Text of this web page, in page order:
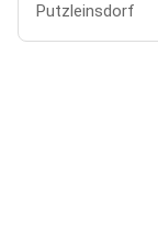
Putzleinsdorf